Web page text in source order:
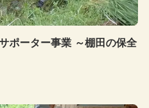
ポーター事業 ～棚田の保全